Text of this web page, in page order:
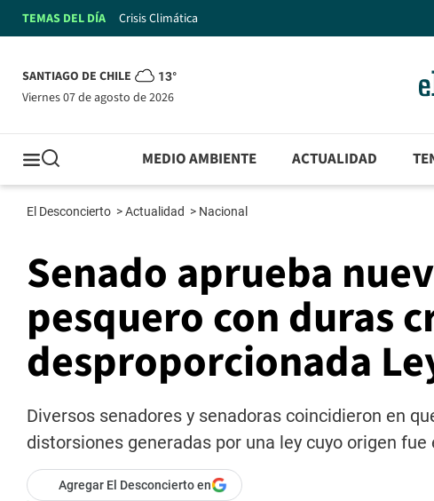
TEMAS DEL DÍA Crisis Climática
SANTIAGO DE CHILE 13°
viernes 07 de agosto de 2026
MEDIO AMBIENTE ACTUALIDAD
El Desconcierto >Actualidad > Nacional
Senado aprueba
pesquero con duras
desproporcionada
Diversos senadores y senadoras coincidieron en
distorsiones generadas por una ley cuyo origen
Agregar El Desconcierto en